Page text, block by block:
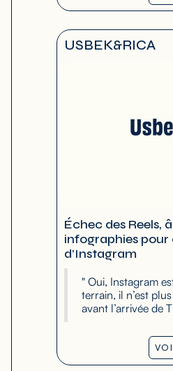
USBEK&RICA
Échec des Reels,
infographies
d’Instagram
" Oui, Instagram
terrain, il n’est
avant l’arrivée de